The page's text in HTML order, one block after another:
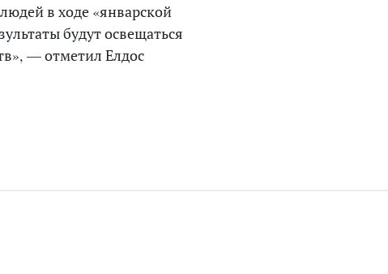
в ходе «январской
будут освещаться
— отметил Елдос